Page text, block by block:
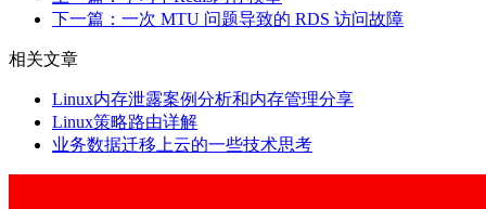
下一篇：一次 MTU 问题导致的 RDS 访问故障
相关文章
Linux内存泄露案例分析和内存管理分享
Linux策略路由详解
业务数据迁移上云的一些技术思考